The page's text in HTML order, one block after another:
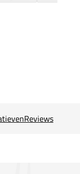
Reviews